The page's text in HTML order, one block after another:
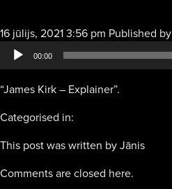
16 jūlijs, 2021 3:56 pm Published by
00:00
“James Kirk – Explainer”.
Categorised in:
This post was written by Jānis
Comments are closed here.